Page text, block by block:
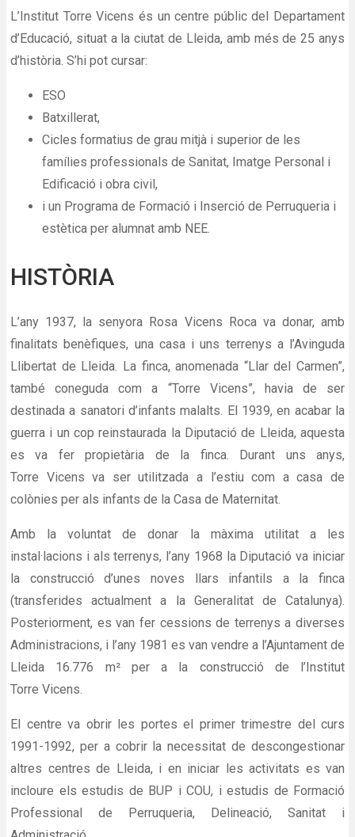
L’Institut Torre Vicens és un centre públic del Departament
d’Educació, situat a la ciutat de Lleida, amb més de 25 anys
d’història. S’hi pot cursar:
ESO
Batxillerat,
Cicles formatius de grau mitjà i superior de les
famílies professionals de Sanitat, Imatge Personal i
Edificació i obra civil,
i un Programa de Formació i Inserció de Perruqueria i
estètica per alumnat amb NEE.
HISTÒRIA
L’any 1937, la senyora Rosa Vicens Roca va donar, amb
finalitats benèfiques, una casa i uns terrenys a l’Avinguda
Llibertat de Lleida. La finca, anomenada “Llar del Carmen”,
també coneguda com a “Torre Vicens”, havia de ser
destinada a sanatori d’infants malalts. El 1939, en acabar la
guerra i un cop reinstaurada la Diputació de Lleida, aquesta
es va fer propietària de la finca. Durant uns anys,
Torre Vicens va ser utilitzada a l’estiu com a casa de
colònies per als infants de la Casa de Maternitat.
Amb la voluntat de donar la màxima utilitat a les
instal·lacions i als terrenys, l’any 1968 la Diputació va iniciar
la construcció d’unes noves llars infantils a la finca
(transferides actualment a la Generalitat de Catalunya).
Posteriorment, es van fer cessions de terrenys a diverses
Administracions, i l’any 1981 es van vendre a l’Ajuntament de
Lleida 16.776 m² per a la construcció de l’Institut
Torre Vicens.
El centre va obrir les portes el primer trimestre del curs
1991-1992, per a cobrir la necessitat de descongestionar
altres centres de Lleida, i en iniciar les activitats es van
incloure els estudis de BUP i COU, i estudis de Formació
Professional de Perruqueria, Delineació, Sanitat i